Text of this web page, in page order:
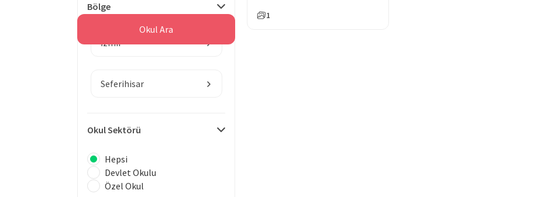
Bölge
İzmir
Seferihisar
Okul Sektörü
Hepsi
Devlet Okulu
Özel Okul
Okul Ara
1